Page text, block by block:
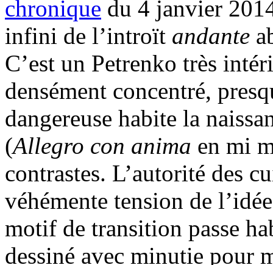
chronique du 4 janvier
infini de l’introït andante
C’est un Petrenko très
densément concentré,
dangereuse habite la
(Allegro con anima en mi
contrastes. L’autorité des
véhémente tension de
motif de transition passe
dessiné avec minutie pour